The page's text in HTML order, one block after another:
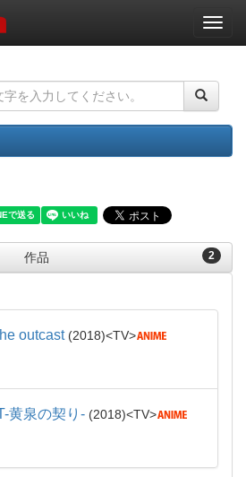
ナ
ビ
ー
ョ
ン
2
作品
outcast 2018 TV
黄泉の契り- 2018 TV